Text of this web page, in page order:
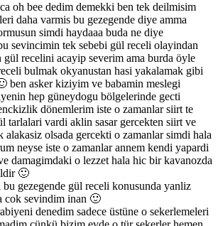
oh bee dedim demekki ben tek deilmisim
daha varmis bu gezegende diye amma
simdi haydaaa buda ne diye
sevincimin tek sebebi gül receli olayindan
recelini acayip severim ama burda öyle
bulmak okyanustan hasi yakalamak gibi
ben asker kiziyim ve babamin meslegi
hep güneydogu bölgelerinde gecti
dönemlerim iste o zamanlar siirt te
tarlalari vardi aklin sasar gercekten siirt ve
alakasiz olsada gercekti o zamanlar simdi hala
neyse iste o zamanlar annem kendi yapardi
damagimdaki o lezzet hala hic bir kavanozda
🙂
bu gezegende gül receli konusunda yanliz
cok sevindim inan 🙂
denedim sadece üstüne o sekerlemeleri